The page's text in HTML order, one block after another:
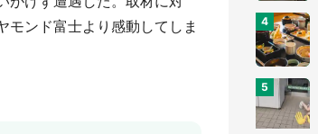
モンド富士より感動してしま